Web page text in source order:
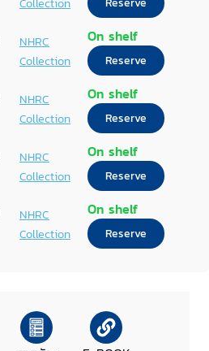
NHRC
Collection
On shelf
Reserve
NHRC
Collection
On shelf
Reserve
NHRC
Collection
On shelf
Reserve
NHRC
Collection
On shelf
Reserve